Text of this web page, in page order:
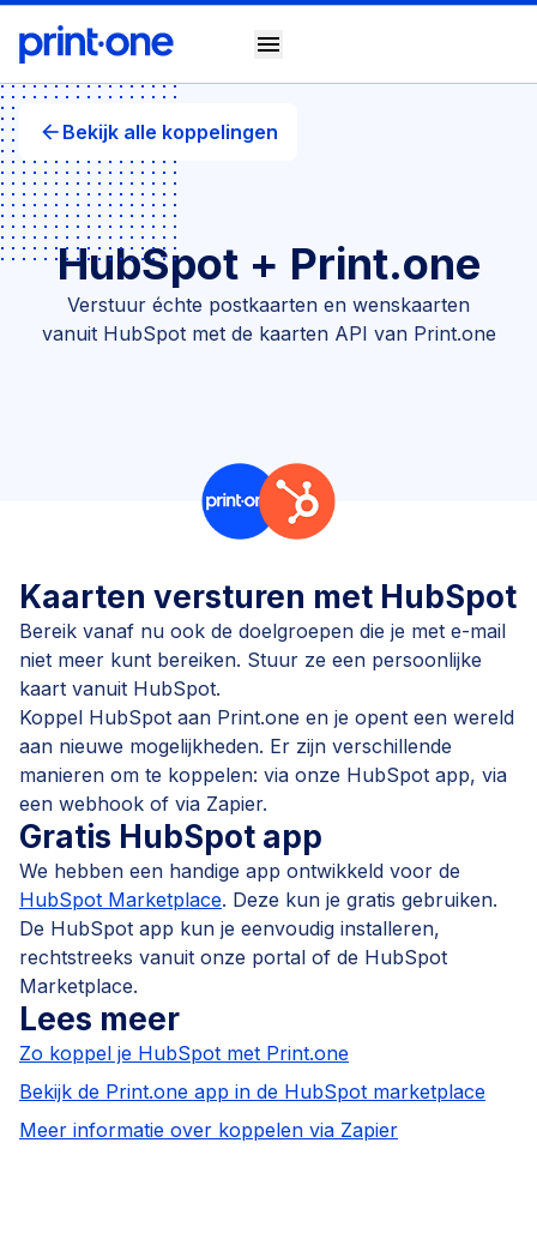
menu
Bekijk alle koppelingen
arrow_back
HubSpot + Print.one
Verstuur échte postkaarten en wenskaarten
vanuit HubSpot met de kaarten API van Print.one
Kaarten versturen met HubSpot
Bereik vanaf nu ook de doelgroepen die je met e-mail
niet meer kunt bereiken. Stuur ze een persoonlijke
kaart vanuit HubSpot.
Koppel HubSpot aan Print.one en je opent een wereld
aan nieuwe mogelijkheden. Er zijn verschillende
manieren om te koppelen: via onze HubSpot app, via
een webhook of via Zapier.
Gratis HubSpot app
We hebben een handige app ontwikkeld voor de
HubSpot Marketplace. Deze kun je gratis gebruiken.
De HubSpot app kun je eenvoudig installeren,
rechtstreeks vanuit onze portal of de HubSpot
Marketplace.
Lees meer
Zo koppel je HubSpot met Print.one
Bekijk de Print.one app in de HubSpot marketplace
Meer informatie over koppelen via Zapier